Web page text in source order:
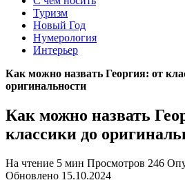
Туризм
Новый Год
Нумерология
Интерьер
Как можно назвать Георгия: от
оригинальности
Как можно назвать
классики до
На чтение 5 мин Просмотров 246
Обновлено 15.10.2024